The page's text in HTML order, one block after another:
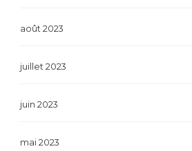
août 2023
juillet 2023
juin 2023
mai 2023